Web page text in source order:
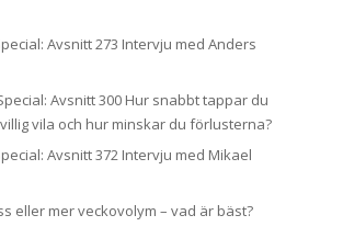
Avsnitt 273 Intervju med Anders
Avsnitt 300 Hur snabbt tappar du
vila och hur minskar du förlusterna?
Avsnitt 372 Intervju med Mikael
eller mer veckovolym – vad är bäst?